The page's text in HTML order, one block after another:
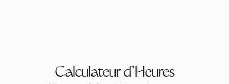
Calculateur d'Heures